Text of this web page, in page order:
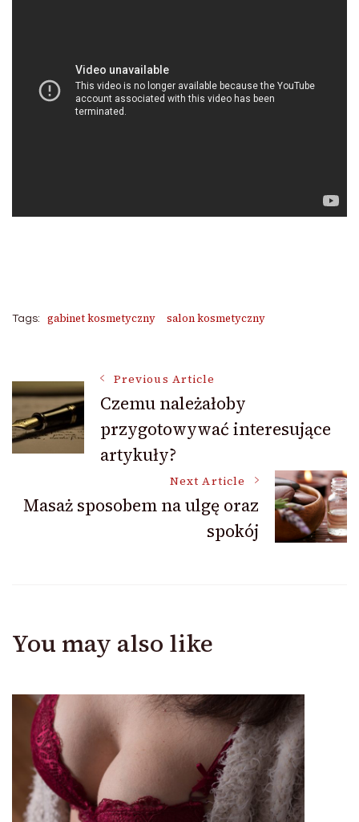
Tags: gabinet kosmetyczny salon kosmetyczny
Post
Navigation
Previous Article
Czemu należałoby
przygotowywać interesujące
artykuły?
Next Article
Masaż sposobem na ulgę oraz
spokój
You may also like